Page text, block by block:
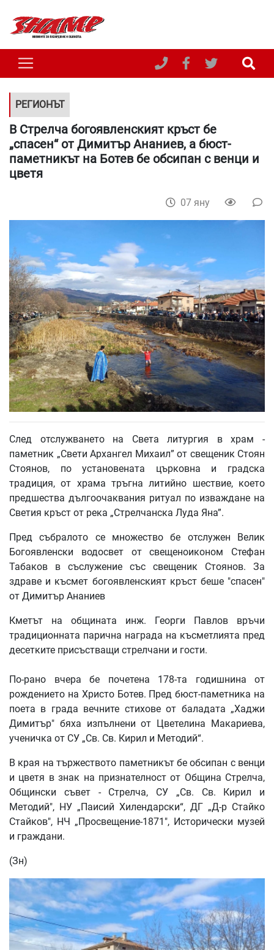
РЕГИОНЪТ
В Стрелча богоявленският кръст бе
„спасен“ от Димитър Ананиев, а бюст-
паметникът на Ботев бе обсипан с венци и
цветя
07 яну
След отслужването на Света литургия в храм -
паметник „Свети Архангел Михаил” от свещеник Стоян
Стоянов, по установената църковна и градска
традиция, от храма тръгна литийно шествие, което
предшества дългоочаквания ритуал по изваждане на
Светия кръст от река „Стрелчанска Луда Яна”.
Пред събралото се множество бе отслужен Велик
Богоявленски водосвет от свещеноиконом Стефан
Табаков в съслужение със свещеник Стоянов. За
здраве и късмет богоявленският кръст беше "спасен"
от Димитър Ананиев
Кметът на общината инж. Георги Павлов връчи
традиционната парична награда на късметлията пред
десетките присъстващи стрелчани и гости.
По-рано вчера бе почетена 178-та годишнина от
рождението на Христо Ботев. Пред бюст-паметника на
поета в града вечните стихове от баладата „Хаджи
Димитър" бяха изпълнени от Цветелина Макариева,
ученичка от СУ „Св. Св. Кирил и Методий“.
В края на тържеството паметникът бе обсипан с венци
и цветя в знак на признателност от Община Стрелча,
Общински съвет - Стрелча, СУ „Св. Св. Кирил и
Методий", НУ „Паисий Хилендарски“, ДГ „Д-р Стайко
Стайков", НЧ „Просвещение-1871", Исторически музей
и граждани.
(Зн)